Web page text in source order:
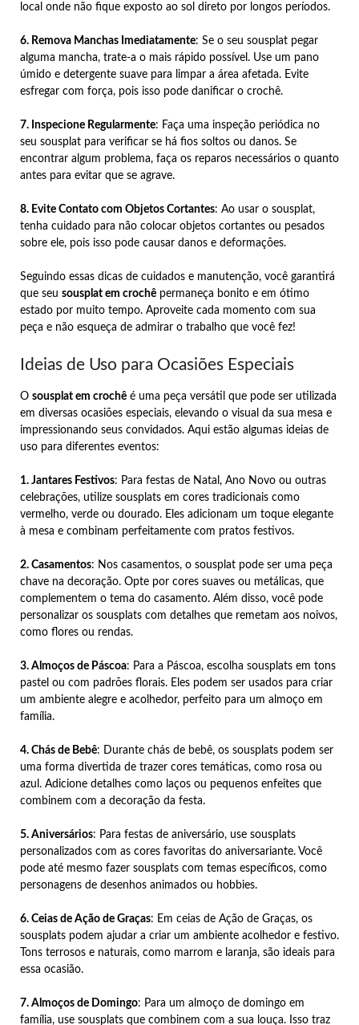
local onde não fique exposto ao sol direto por longos períodos.
6. Remova Manchas Imediatamente: Se o seu sousplat pegar
alguma mancha, trate-a o mais rápido possível. Use um pano
úmido e detergente suave para limpar a área afetada. Evite
esfregar com força, pois isso pode danificar o crochê.
7. Inspecione Regularmente: Faça uma inspeção periódica no
seu sousplat para verificar se há fios soltos ou danos. Se
encontrar algum problema, faça os reparos necessários o quanto
antes para evitar que se agrave.
8. Evite Contato com Objetos Cortantes: Ao usar o sousplat,
tenha cuidado para não colocar objetos cortantes ou pesados
sobre ele, pois isso pode causar danos e deformações.
Seguindo essas dicas de cuidados e manutenção, você garantirá
que seu sousplat em crochê permaneça bonito e em ótimo
estado por muito tempo. Aproveite cada momento com sua
peça e não esqueça de admirar o trabalho que você fez!
Ideias de Uso para Ocasiões Especiais
O sousplat em crochê é uma peça versátil que pode ser utilizada
em diversas ocasiões especiais, elevando o visual da sua mesa e
impressionando seus convidados. Aqui estão algumas ideias de
uso para diferentes eventos:
1. Jantares Festivos: Para festas de Natal, Ano Novo ou outras
celebrações, utilize sousplats em cores tradicionais como
vermelho, verde ou dourado. Eles adicionam um toque elegante
à mesa e combinam perfeitamente com pratos festivos.
2. Casamentos: Nos casamentos, o sousplat pode ser uma peça
chave na decoração. Opte por cores suaves ou metálicas, que
complementem o tema do casamento. Além disso, você pode
personalizar os sousplats com detalhes que remetam aos noivos,
como flores ou rendas.
3. Almoços de Páscoa: Para a Páscoa, escolha sousplats em tons
pastel ou com padrões florais. Eles podem ser usados para criar
um ambiente alegre e acolhedor, perfeito para um almoço em
família.
4. Chás de Bebê: Durante chás de bebê, os sousplats podem ser
uma forma divertida de trazer cores temáticas, como rosa ou
azul. Adicione detalhes como laços ou pequenos enfeites que
combinem com a decoração da festa.
5. Aniversários: Para festas de aniversário, use sousplats
personalizados com as cores favoritas do aniversariante. Você
pode até mesmo fazer sousplats com temas específicos, como
personagens de desenhos animados ou hobbies.
6. Ceias de Ação de Graças: Em ceias de Ação de Graças, os
sousplats podem ajudar a criar um ambiente acolhedor e festivo.
Tons terrosos e naturais, como marrom e laranja, são ideais para
essa ocasião.
7. Almoços de Domingo: Para um almoço de domingo em
família, use sousplats que combinem com a sua louça. Isso traz